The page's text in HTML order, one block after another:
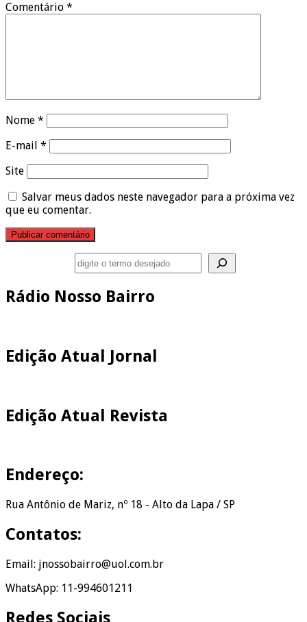
Comentário *
Nome *
E-mail *
Site
Salvar meus dados neste navegador para a próxima vez
que eu comentar.
Rádio Nosso Bairro
Edição Atual Jornal
Edição Atual Revista
Endereço:
Rua Antônio de Mariz, nº 18 - Alto da Lapa / SP
Contatos:
Email: jnossobairro@uol.com.br
WhatsApp: 11-994601211
Redes Sociais